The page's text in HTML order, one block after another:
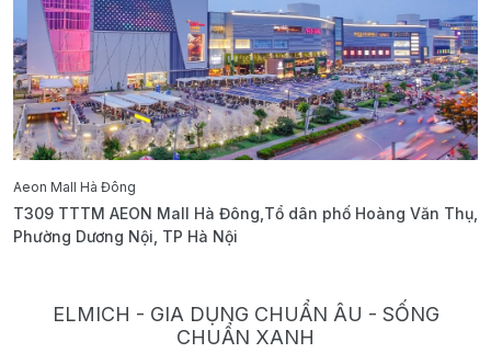
Aeon Mall Hà Đông
T309 TTTM AEON Mall Hà Đông,Tổ dân phố Hoàng Văn Thụ,
Phường Dương Nội, TP Hà Nội
ELMICH - GIA DỤNG CHUẨN ÂU - SỐNG
CHUẨN XANH